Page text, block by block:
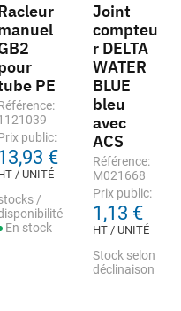
PE
public:
€
/ UNITÉ
/
En stock
Joint
compteu
r DELTA
WATER
BLUE
bleu
avec
ACS
Référence:
M021668
Prix public:
1,13 €
HT / UNITÉ
Stock selon
déclinaison